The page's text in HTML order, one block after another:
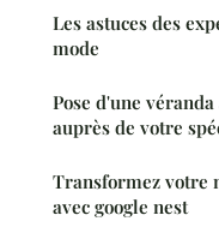
Les astuces des
mode
Pose d'une
auprès de votre
Transformez votre
avec google nest